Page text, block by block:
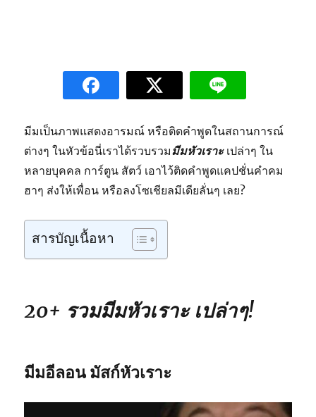
มีมเป็นภาพแสดงอารมณ์ หรือติดคำพูดในสถานการณ์
ต่างๆ ในหัวข้อนี่เราได้รวบรวมมีมหัวเราะเปล่าๆ ใน
หลายบุคคล การ์ตูน สัตว์ เอาไว้ติดคำพูดแคปชั่นคำคม
ฮาๆ ส่งให้เพื่อน หรือลงโซเชียลมีเดียลั่นๆ เลย?
สารบัญเนื้อหา
20+ รวมมีมหัวเราะ เปล่าๆ!
มีมอีลอน มัสก์หัวเราะ